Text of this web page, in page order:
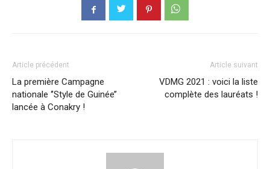
Article précédent
La première Campagne
nationale ‘’Style de Guinée’’
lancée à Conakry !
Article suivant
VDMG 2021 : voici la liste
complète des lauréats !